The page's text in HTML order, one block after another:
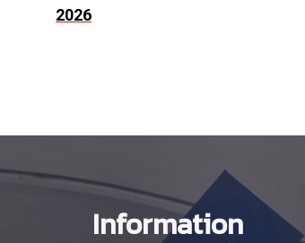
2026
Information